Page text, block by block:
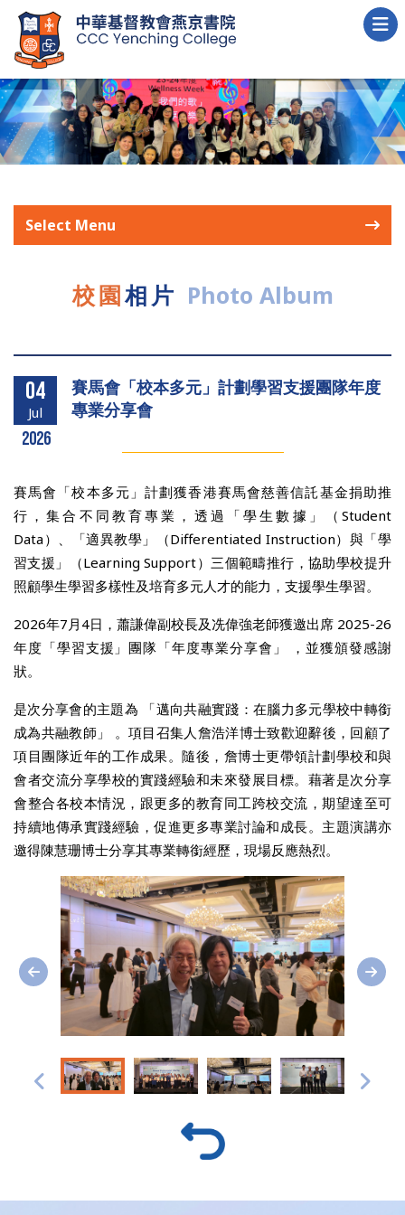
Select Menu
校園相片 Photo Album
04
Jul
2026
賽馬會「校本多元」計劃學習支援團隊年度
專業分享會
賽馬會「校本多元」計劃獲香港賽馬會慈善信託基金捐助推
行，集合不同教育專業，透過「學生數據」（Student
Data）、「適異教學」（Differentiated Instruction）與「學
習支援」（Learning Support）三個範疇推行，協助學校提升
照顧學生學習多樣性及培育多元人才的能力，支援學生學習。
2026年7月4日，蕭謙偉副校長及冼偉強老師獲邀出席 2025-26
年度「學習支援」團隊「年度專業分享會」 ，並獲頒發感謝
狀。
是次分享會的主題為 「邁向共融實踐：在腦力多元學校中轉銜
成為共融教師」 。項目召集人詹浩洋博士致歡迎辭後，回顧了
項目團隊近年的工作成果。隨後，詹博士更帶領計劃學校和與
會者交流分享學校的實踐經驗和未來發展目標。藉著是次分享
會整合各校本情況，跟更多的教育同工跨校交流，期望達至可
持續地傳承實踐經驗，促進更多專業討論和成長。主題演講亦
邀得陳慧珊博士分享其專業轉銜經歷，現場反應熱烈。